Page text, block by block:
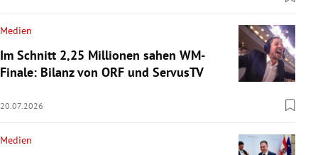
Medien
Im Schnitt 2,25 Millionen sahen WM-
Finale: Bilanz von ORF und ServusTV
20.07.2026
Medien